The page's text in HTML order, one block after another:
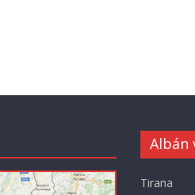
Albán
Tirana